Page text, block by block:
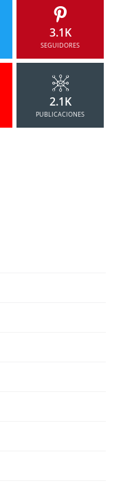
3.1K
SEGUIDORES
2.1K
PUBLICACIONES